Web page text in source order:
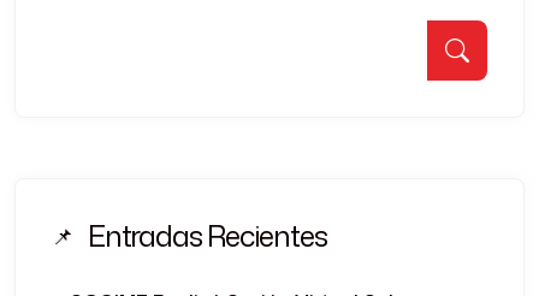
Entradas Recientes